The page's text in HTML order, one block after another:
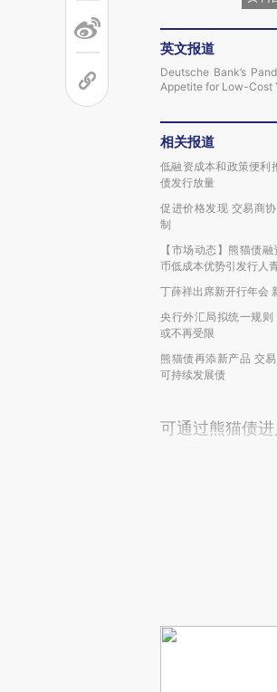
英文报道
Deutsche Bank’s
Appetite for Low-Cost
相关报道
低融资成本和政策便利
债发行放量
促进价格发现 交易商
制
【市场动态】熊猫债
币低成本优势引发行人
丁薛祥出席新开行年会
央行外汇局拟统一规
或不再受限
熊猫债再添新产品 交
可持续发展债
可通过熊猫债进